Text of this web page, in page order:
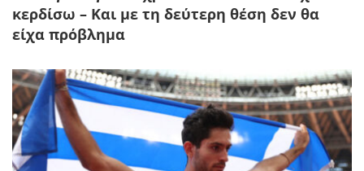
κερδίσω – Και με τη δεύτερη θέση δεν θα
είχα πρόβλημα